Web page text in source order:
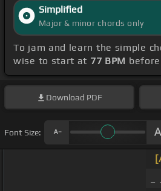
Simplified
Major & minor chords only
To jam and learn the simple
wise to start at 77 BPM
Download PDF
Font Size: